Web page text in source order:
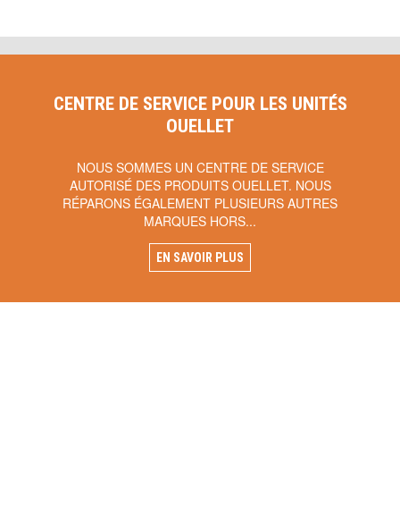
CENTRE DE SERVICE POUR LES UNITÉS
OUELLET
NOUS SOMMES UN CENTRE DE SERVICE
AUTORISÉ DES PRODUITS OUELLET. NOUS
RÉPARONS ÉGALEMENT PLUSIEURS AUTRES
MARQUES HORS...
EN SAVOIR PLUS